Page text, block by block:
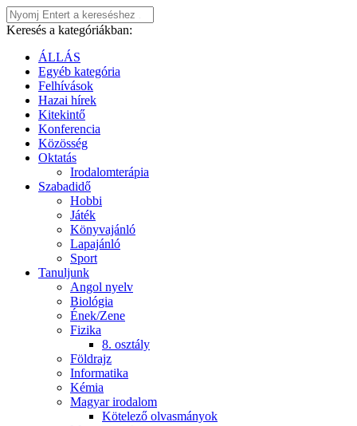
Keresés a kategóriákban:
ÁLLÁS
Egyéb kategória
Felhívások
Hazai hírek
Kitekintő
Konferencia
Közösség
Oktatás
Irodalomterápia
Szabadidő
Hobbi
Játék
Könyvajánló
Lapajánló
Sport
Tanuljunk
Angol nyelv
Biológia
Ének/Zene
Fizika
8. osztály
Földrajz
Informatika
Kémia
Magyar irodalom
Kötelező olvasmányok